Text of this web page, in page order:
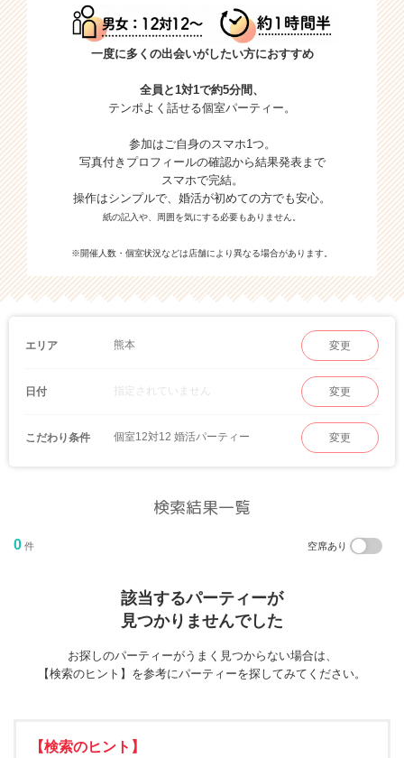
一度に多くの出会いがしたい方におすすめ
全員と1対1で約5分間、
テンポよく話せる個室パーティー。
参加はご自身のスマホ1つ。
写真付きプロフィールの確認から結果発表まで
スマホで完結。
操作はシンプルで、婚活が初めての方でも安心。
紙の記入や、周囲を気にする必要もありません。
※開催人数・個室状況などは店舗により異なる場合があります。
エリア 熊本 変更
日付 指定されていません 変更
こだわり条件 個室12対12 婚活パーティー 変更
検索結果一覧
0 件 空席あり
該当するパーティーが
見つかりませんでした
お探しのパーティーがうまく見つからない場合は、
【検索のヒント】を参考にパーティーを探してみてください。
【検索のヒント】